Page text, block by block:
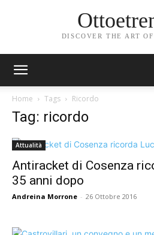
DISCOVER THE ART
Home Tags Ricordo
Tag: ricordo
Attualità
Antiracket di Cosenza
35 anni dopo
Andreina Morrone - 26 Ottobre 2016